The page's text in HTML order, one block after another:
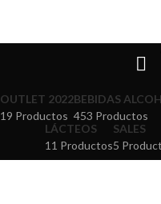
OUTLET 2022
19 Productos
BEBIDAS
453 Productos
LÁCTEOS
11 Productos
SALES
5